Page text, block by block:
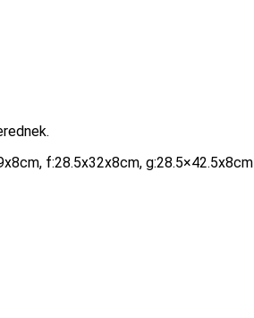
f:28.5x32x8cm, g:28.5×42.5x8cm